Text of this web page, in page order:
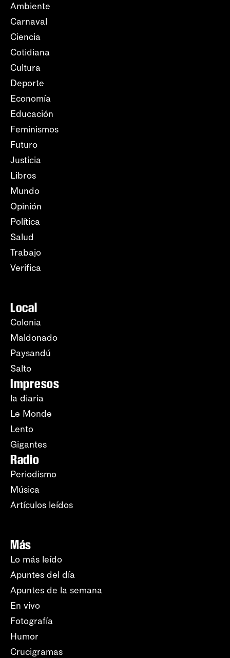
Ambiente
Carnaval
Ciencia
Cotidiana
Cultura
Deporte
Economía
Educación
Feminismos
Futuro
Justicia
Libros
Mundo
Opinión
Política
Salud
Trabajo
Verifica
Local
Colonia
Maldonado
Paysandú
Salto
Impresos
la diaria
Le Monde
Lento
Gigantes
Radio
Periodismo
Música
Artículos leídos
Más
Lo más leído
Apuntes del día
Apuntes de la semana
En vivo
Fotografía
Humor
Crucigramas